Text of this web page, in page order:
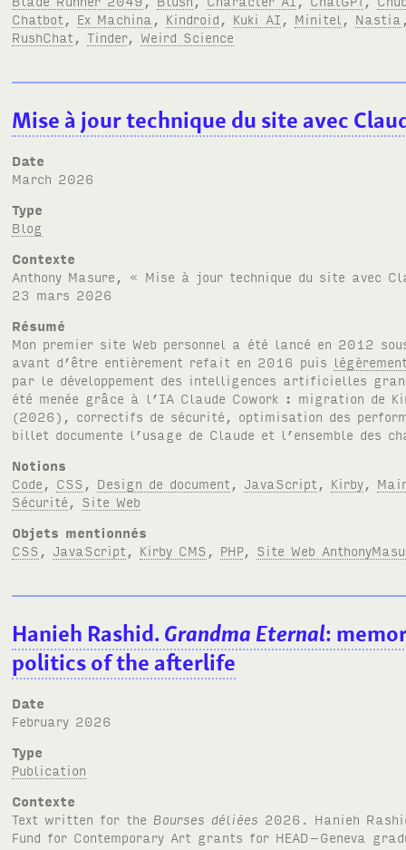
Chatbot
Ex Machina Kindroid Kuki AI Minitel Nastia
RushChat ,Tinder,Weird Science
Mise à jour technique du site avec
Date
March 2026
Type
Blog
Contexte
Anthony Masure, « Mise à jour technique du site avec
23 mars 2026
Résumé
Mon premier site Web personnel a été lancé en 2012
avant d’être entièrement refait en 2016 puis
par le développement des intelligences artificielles
été menée grâce à l’IA Claude Cowork : migration de
(2026), correctifs de sécurité, optimisation des
billet documente l’usage de Claude et l’ensemble des
Notions
Code
CSS Design de document JavaScript Kirby
Sécurité
Site Web
Objets mentionnés
CSS
JavaScript Kirby CMS PHP, Site Web
Hanieh Rashid. Grandma Eternal:
politics of the afterlife
Date
February 2026
Type
Publication
Contexte
Text written for the Bourses déliées 2026. Hanieh
Fund for Contemporary Art grants for HEAD–Geneva